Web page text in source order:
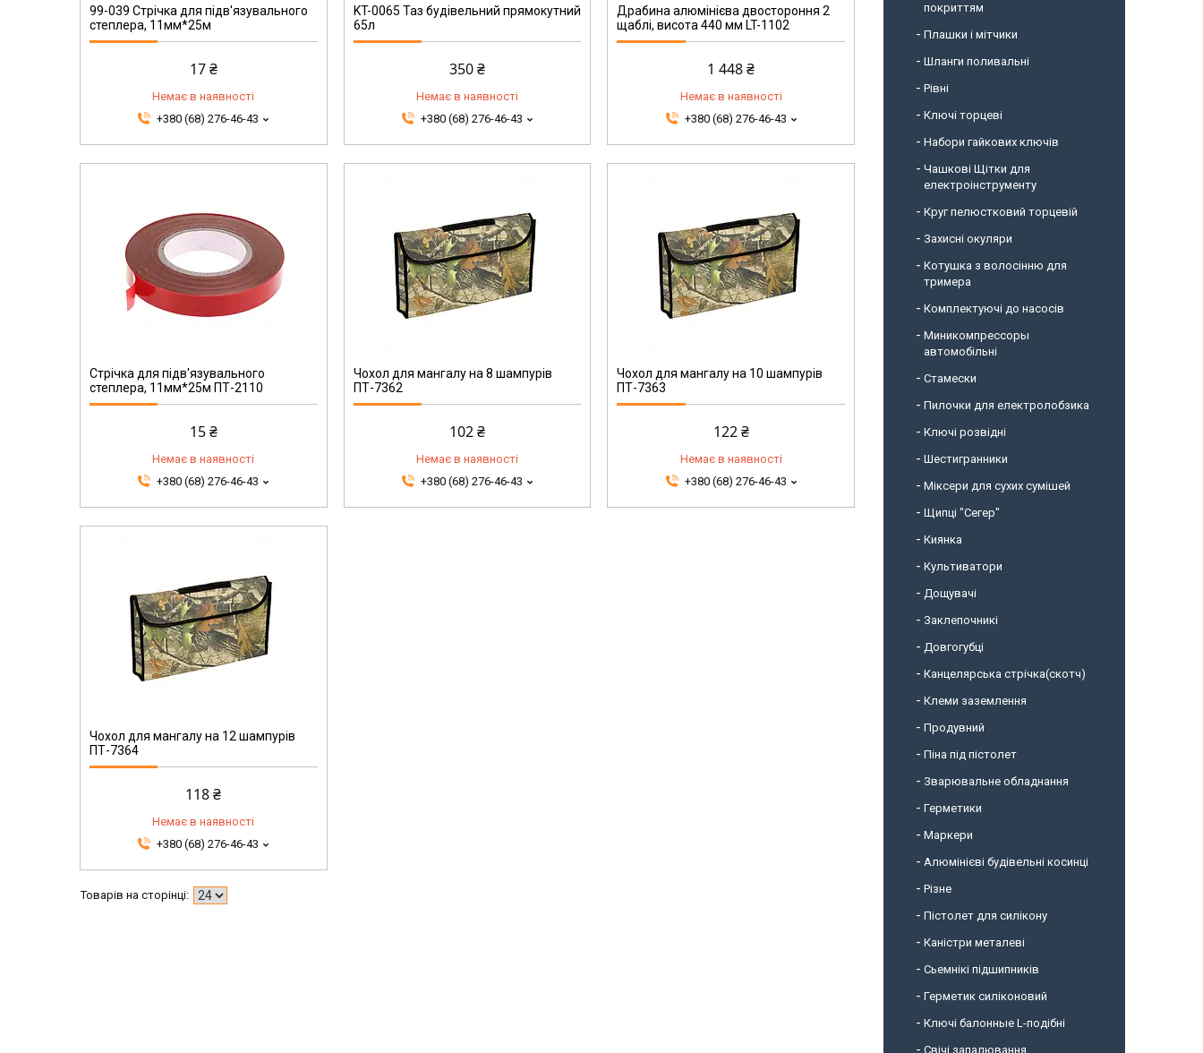
99-039 Стрічка для підв'язувального
степлера, 11мм*25м
17 ₴
Немає в наявності
+380 (68) 276-46-43
KT-0065 Таз будівельний прямокутний
65л
350 ₴
Немає в наявності
+380 (68) 276-46-43
Драбина алюмінієва двостороння 2
щаблі, висота 440 мм LT-1102
1 448 ₴
Немає в наявності
+380 (68) 276-46-43
Стрічка для підв'язувального
степлера, 11мм*25м ПТ-2110
15 ₴
Немає в наявності
+380 (68) 276-46-43
ПТ-7362
Чохол для мангалу на 8 шампурів
ПТ-7362
102 ₴
Немає в наявності
+380 (68) 276-46-43
Чохол для мангалу на 10 шампурів
ПТ-7363
122 ₴
Немає в наявності
+380 (68) 276-46-43
Чохол для мангалу на 12 шампурів
ПТ-7364
118 ₴
Немає в наявності
+380 (68) 276-46-43
покриттям
Плашки і мітчики
Шланги поливальні
Рівні
Ключі торцеві
Набори гайкових ключів
Чашкові Щітки для
електроінструменту
Круг пелюстковий торцевій
Захисні окуляри
Котушка з волосінню для
тримера
Комплектуючі до насосів
Миникомпрессоры
автомобільні
Стамески
Пилочки для електролобзика
Ключі розвідні
Шестигранники
Міксери для сухих сумішей
Щипці "Сегер"
Киянка
Культиватори
Дощувачі
Заклепочникі
Довгогубці
Канцелярська стрічка(скотч)
Клеми заземлення
Продувний
Піна під пістолет
Зварювальне обладнання
Герметики
Маркери
Алюмінієві будівельні косинці
Різне
Пістолет для силікону
Каністри металеві
Сьемнікі підшипників
Герметик силіконовий
Ключі балонные L-подібні
Свічі запалювання